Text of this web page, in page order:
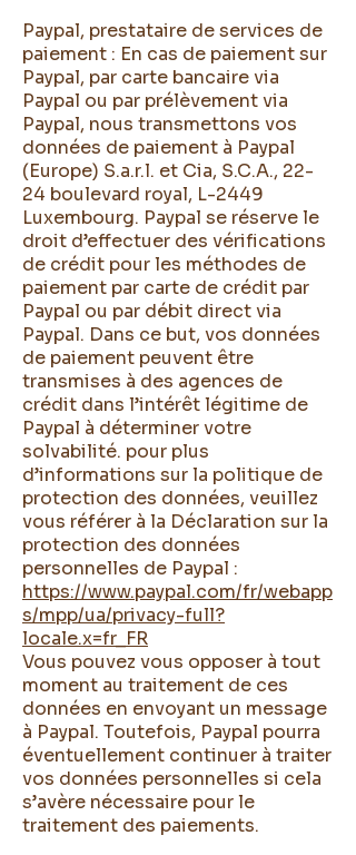
Paypal, prestataire de services de
paiement : En cas de paiement sur
Paypal, par carte bancaire via
Paypal ou par prélèvement via
Paypal, nous transmettons vos
données de paiement à Paypal
(Europe) S.a.r.l. et Cia, S.C.A., 22-
24 boulevard royal, L-2449
Luxembourg. Paypal se réserve le
droit d’effectuer des vérifications
de crédit pour les méthodes de
paiement par carte de crédit par
Paypal ou par débit direct via
Paypal. Dans ce but, vos données
de paiement peuvent être
transmises à des agences de
crédit dans l’intérêt légitime de
Paypal à déterminer votre
solvabilité. pour plus
d’informations sur la politique de
protection des données, veuillez
vous référer à la Déclaration sur la
protection des données
personnelles de Paypal :
https://www.paypal.com/fr/webapp
s/mpp/ua/privacy-full?
locale.x=fr_FR
Vous pouvez vous opposer à tout
moment au traitement de ces
données en envoyant un message
à Paypal. Toutefois, Paypal pourra
éventuellement continuer à traiter
vos données personnelles si cela
s’avère nécessaire pour le
traitement des paiements.